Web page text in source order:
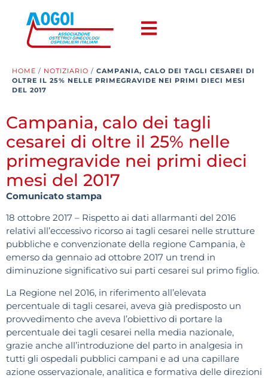
HOME / NOTIZIARIO / CAMPANIA, CALO DEI TAGLI CESAREI DI
OLTRE IL 25% NELLE PRIMEGRAVIDE NEI PRIMI DIECI MESI
DEL 2017
Campania, calo dei tagli
cesarei di oltre il 25% nelle
primegravide nei primi dieci
mesi del 2017
Comunicato stampa
18 ottobre 2017 – Rispetto ai dati allarmanti del 2016
relativi all’eccessivo ricorso ai tagli cesarei nelle strutture
pubbliche e convenzionate della regione Campania, è
emerso da gennaio ad ottobre 2017 un trend in
diminuzione significativo sui parti cesarei sul primo figlio.
La Regione nel 2016, in riferimento all’elevata
percentuale di tagli cesarei, aveva già predisposto un
provvedimento che aveva l’obiettivo di portare la
percentuale dei tagli cesarei nella media nazionale,
grazie anche all’introduzione del parto in analgesia in
tutti gli ospedali pubblici campani e ad una capillare
azione osservazionale, analitica e formativa delle direzioni